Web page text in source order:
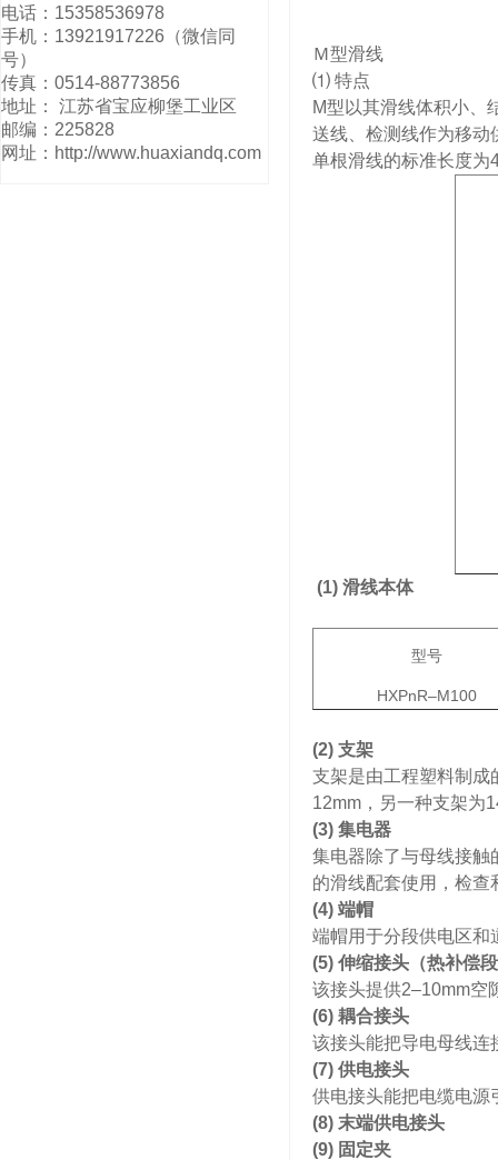
电话：15358536978
手机：13921917226（微信同
号）
传真：0514-88773856
地址： 江苏省宝应柳堡工业区
邮编：225828
网址：http://www.huaxiandq.com
Ｍ型滑线
⑴ 特点
M型以其滑线体积小、
送线、检测线作为移动
单根滑线的标准长度为
(1) 滑线本体
型号
HXPnR–M100
(2) 支架
支架是由工程塑料制成
12mm，另一种支架为
(3) 集电器
集电器除了与母线接触
的滑线配套使用，检查
(4) 端帽
端帽用于分段供电区和
(5) 伸缩接头（热补偿
该接头提供2–10mm空
(6) 耦合接头
该接头能把导电母线连
(7) 供电接头
供电接头能把电缆电源
(8) 末端供电接头
(9) 固定夹